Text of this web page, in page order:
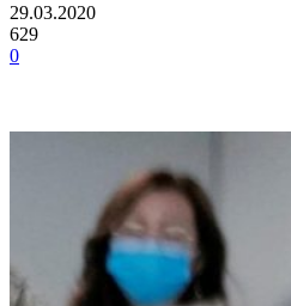
29.03.2020
629
0